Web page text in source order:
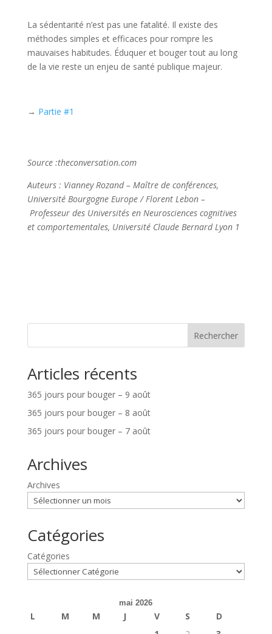
La sédentarité n’est pas une fatalité. Il existe des
méthodes simples et efficaces pour rompre les
mauvaises habitudes. Éduquer et bouger tout au long
de la vie reste un enjeu de santé publique majeur.
→ Partie #1
Source :theconversation.com
Auteurs : Vianney Rozand – Maître de conférences,
Université Bourgogne Europe /Florent Lebon –
Professeur des Universités en Neurosciences cognitives
et comportementales, Université Claude Bernard Lyon 1
Rechercher
Articles récents
365 jours pour bouger – 9 août
365 jours pour bouger – 8 août
365 jours pour bouger – 7 août
Archives
Archives
Catégories
Catégories
mai 2026
L M M J V S
D